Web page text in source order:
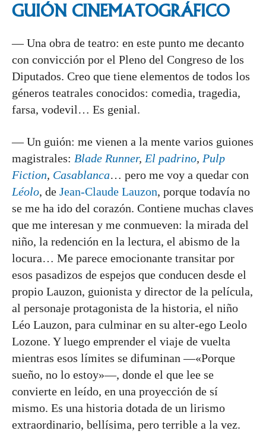
GUIÓN CINEMATOGRÁFICO
— Una obra de teatro: en este punto me decanto
con convicción por el Pleno del Congreso de los
Diputados. Creo que tiene elementos de todos los
géneros teatrales conocidos: comedia, tragedia,
farsa, vodevil… Es genial.
— Un guión: me vienen a la mente varios guiones
magistrales: Blade Runner, El padrino, Pulp
Fiction, Casablanca… pero me voy a quedar con
Léolo, de Jean-Claude Lauzon, porque todavía no
se me ha ido del corazón. Contiene muchas claves
que me interesan y me conmueven: la mirada del
niño, la redención en la lectura, el abismo de la
locura… Me parece emocionante transitar por
esos pasadizos de espejos que conducen desde el
propio Lauzon, guionista y director de la película,
al personaje protagonista de la historia, el niño
Léo Lauzon, para culminar en su alter-ego Leolo
Lozone. Y luego emprender el viaje de vuelta
mientras esos límites se difuminan —«Porque
sueño, no lo estoy»—, donde el que lee se
convierte en leído, en una proyección de sí
mismo. Es una historia dotada de un lirismo
extraordinario, bellísima, pero terrible a la vez.